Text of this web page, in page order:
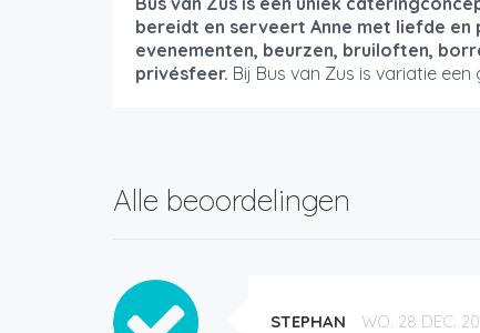
bereidt en serveert Anne met liefde
evenementen, beurzen, bruiloften,
privésfeer. Bij Bus van Zus is variatie een
Alle beoordelingen
STEPHAN WO. 28 DEC.